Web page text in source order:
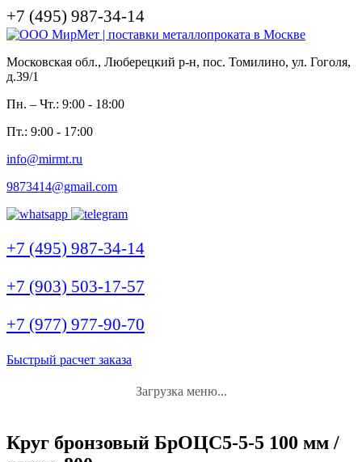
+7 (495) 987-34-14
Московская обл., Люберецкий р-н, пос. Томилино, ул. Гоголя,
д.39/1
Пн. – Чт.: 9:00 - 18:00
Пт.: 9:00 - 17:00
info@mirmt.ru
9873414@gmail.com
+7 (495) 987-34-14
+7 (903) 503-17-57
+7 (977) 977-90-70
Быстрый расчет заказа
Загрузка меню...
Круг бронзовый БрОЦС5-5-5 100 мм /